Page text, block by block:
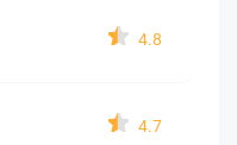
4.8
4.7